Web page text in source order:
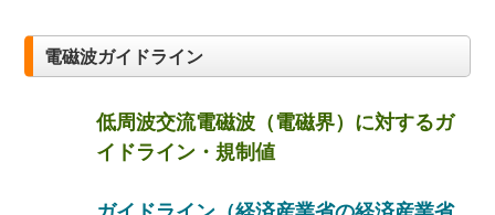
電磁波ガイドライン
低周波交流電磁波（電磁界）に対するガ
イドライン・規制値